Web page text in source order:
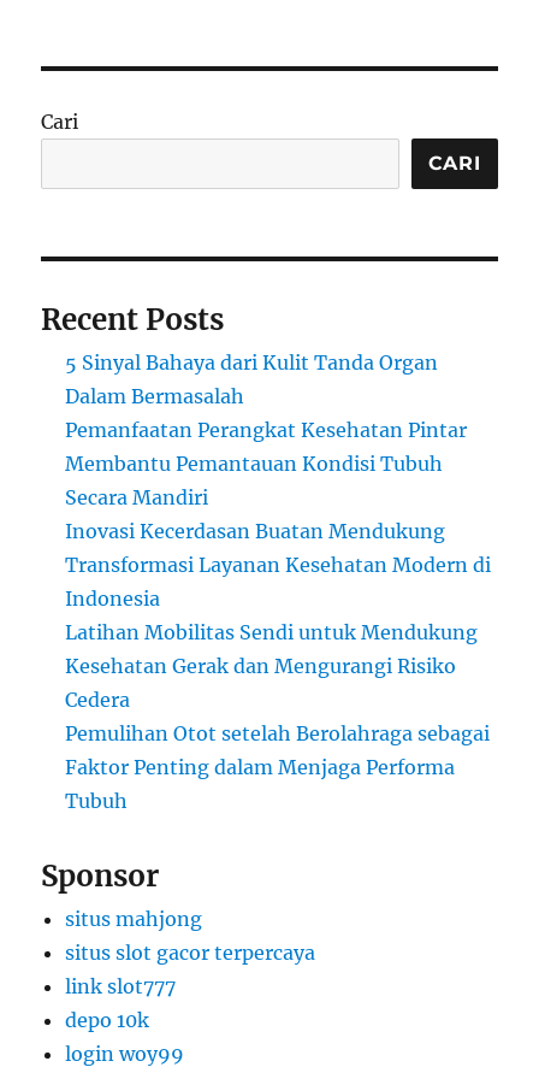
Cari
CARI
Recent Posts
5 Sinyal Bahaya dari Kulit Tanda Organ
Dalam Bermasalah
Pemanfaatan Perangkat Kesehatan Pintar
Membantu Pemantauan Kondisi Tubuh
Secara Mandiri
Inovasi Kecerdasan Buatan Mendukung
Transformasi Layanan Kesehatan Modern di
Indonesia
Latihan Mobilitas Sendi untuk Mendukung
Kesehatan Gerak dan Mengurangi Risiko
Cedera
Pemulihan Otot setelah Berolahraga sebagai
Faktor Penting dalam Menjaga Performa
Tubuh
Sponsor
situs mahjong
situs slot gacor terpercaya
link slot777
depo 10k
login woy99